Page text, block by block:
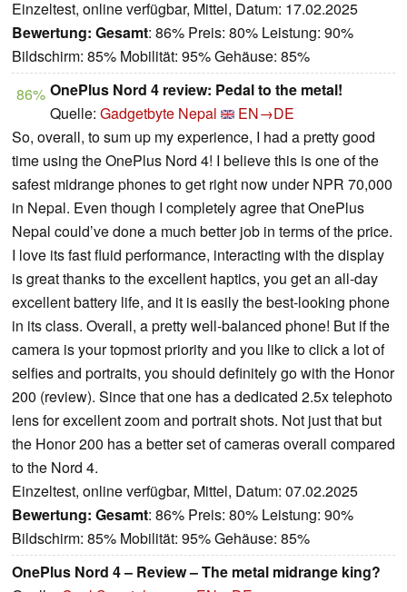
Einzeltest, online verfügbar, Mittel, Datum: 17.02.2025
Bewertung: Gesamt: 86% Preis: 80% Leistung: 90%
Bildschirm: 85% Mobilität: 95% Gehäuse: 85%
86% OnePlus Nord 4 review: Pedal to the metal!
Quelle: Gadgetbyte Nepal
EN→DE
So, overall, to sum up my experience, I had a pretty good
time using the OnePlus Nord 4! I believe this is one of the
safest midrange phones to get right now under NPR 70,000
in Nepal. Even though I completely agree that OnePlus
Nepal could’ve done a much better job in terms of the price.
I love its fast fluid performance, interacting with the display
is great thanks to the excellent haptics, you get an all-day
excellent battery life, and it is easily the best-looking phone
in its class. Overall, a pretty well-balanced phone! But if the
camera is your topmost priority and you like to click a lot of
selfies and portraits, you should definitely go with the Honor
200 (review). Since that one has a dedicated 2.5x telephoto
lens for excellent zoom and portrait shots. Not just that but
the Honor 200 has a better set of cameras overall compared
to the Nord 4.
Einzeltest, online verfügbar, Mittel, Datum: 07.02.2025
Bewertung: Gesamt: 86% Preis: 80% Leistung: 90%
Bildschirm: 85% Mobilität: 95% Gehäuse: 85%
OnePlus Nord 4 – Review – The metal midrange king?